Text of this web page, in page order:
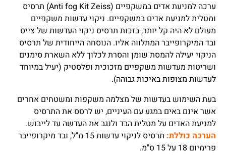
ערכה למניעת אדים במשקפיים (Anti fog Kit Zeiss) תרסיס
ומטלית למניעת אדים במשקפיים. ניקוי עדשות משקפיים
מעולם לא היה קל יותר, בזכות תרסיס ניקוי העדשות של צייס
ובד המיקרופייבר המתלווה אליו. הנוסחה הייחודית של תרסיס
הניקוי יעילה להמסת שומן והסרת לכלוך ללא השארת סימנים
ושריטות מעדשות משקפיים מזכוכית ופלסטיק (יעיל במיוחד
לעדשות מצופות באיכות גבוהה).
בעת השימוש בעדשות של מצלמה משקפות ומשטחים אחרים
אשר אינם באים במגע עם העיניים, יש לרסס את התרסיס
למניעת האדים על מטלית הבד ולנגב את העדשה עד לייבוש.
הערכה כוללת:
תרסיס לניקוי עדשות 15 מ"ל, ובד מיקרופייבר
פרימיום 18 על 15 ס"מ.